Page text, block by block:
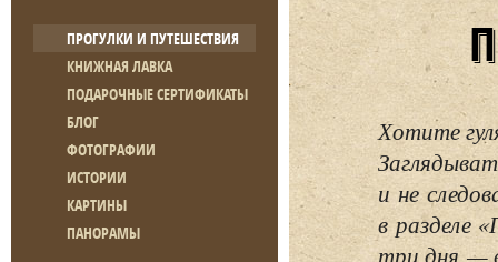
ПРОГУЛКИ И ПУТЕШЕСТВИЯ
КНИЖНАЯ ЛАВКА
ПОДАРОЧНЫЕ СЕРТИФИКАТЫ
БЛОГ
ФОТОГРАФИИ
ИСТОРИИ
КАРТИНЫ
ПАНОРАМЫ
Хотите
и не
в разделе
три дня —